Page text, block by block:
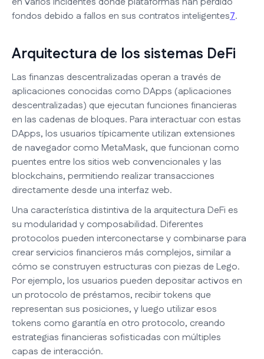
fondos debido a fallos en sus contratos inteligentes7.
Arquitectura de los sistemas DeFi
Las finanzas descentralizadas operan a través de
aplicaciones conocidas como DApps (aplicaciones
descentralizadas) que ejecutan funciones financieras
en las cadenas de bloques. Para interactuar con estas
DApps, los usuarios típicamente utilizan extensiones
de navegador como MetaMask, que funcionan como
puentes entre los sitios web convencionales y las
blockchains, permitiendo realizar transacciones
directamente desde una interfaz web.
Una característica distintiva de la arquitectura DeFi es
su modularidad y composabilidad. Diferentes
protocolos pueden interconectarse y combinarse para
crear servicios financieros más complejos, similar a
cómo se construyen estructuras con piezas de Lego.
Por ejemplo, los usuarios pueden depositar activos en
un protocolo de préstamos, recibir tokens que
representan sus posiciones, y luego utilizar esos
tokens como garantía en otro protocolo, creando
estrategias financieras sofisticadas con múltiples
capas de interacción.